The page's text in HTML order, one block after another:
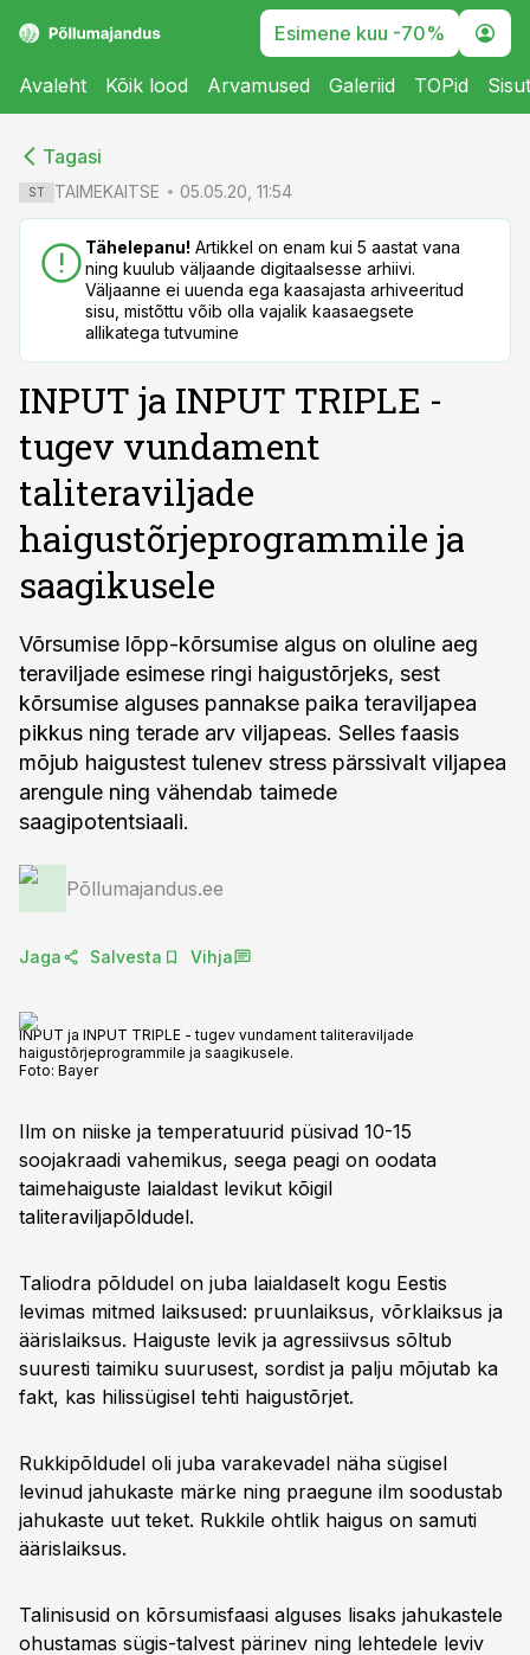
Esimene kuu -70%
Avaleht Kõik lood Arvamused Galeriid TOPid
Tagasi
ST TAIMEKAITSE 05.05.20, 11:54
Tähelepanu! Artikkel on enam kui 5 aastat vana
ning kuulub väljaande digitaalsesse arhiivi.
Väljaanne ei uuenda ega kaasajasta arhiveeritud
sisu, mistõttu võib olla vajalik kaasaegsete
allikatega tutvumine
INPUT ja INPUT TRIPLE -
tugev vundament
taliteraviljade
haigustõrjeprogrammile ja
saagikusele
Võrsumise lõpp-kõrsumise algus on oluline aeg
teraviljade esimese ringi haigustõrjeks, sest
kõrsumise alguses pannakse paika teraviljapea
pikkus ning terade arv viljapeas. Selles faasis
mõjub haigustest tulenev stress pärssivalt viljapea
arengule ning vähendab taimede
saagipotentsiaali.
Põllumajandus.ee
Jaga Salvesta Vihja
INPUT ja INPUT TRIPLE - tugev vundament taliteraviljade
haigustõrjeprogrammile ja saagikusele.
Foto: Bayer
Ilm on niiske ja temperatuurid püsivad 10-15
soojakraadi vahemikus, seega peagi on oodata
taimehaiguste laialdast levikut kõigil
taliteraviljapõldudel.
Taliodra põldudel on juba laialdaselt kogu Eestis
levimas mitmed laiksused: pruunlaiksus, võrklaiksus ja
äärislaiksus. Haiguste levik ja agressiivsus sõltub
suuresti taimiku suurusest, sordist ja palju mõjutab ka
fakt, kas hilissügisel tehti haigustõrjet.
Rukkipõldudel oli juba varakevadel näha sügisel
levinud jahukaste märke ning praegune ilm soodustab
jahukaste uut teket. Rukkile ohtlik haigus on samuti
äärislaiksus.
Talinisusid on kõrsumisfaasi alguses lisaks jahukastele
ohustamas sügis-talvest pärinev ning lehtedele leviv